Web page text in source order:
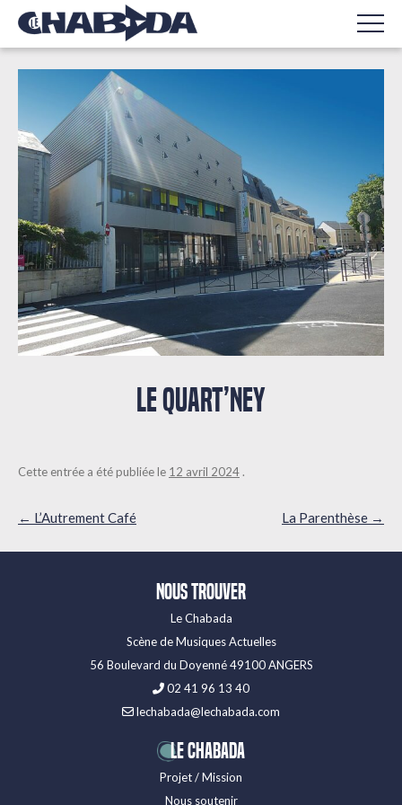
LE QUART’NEY
Cette entrée a été publiée le 12 avril 2024.
Navigation
articles
← L’Autrement Café La Parenthèse →
Nous trouver
Le Chabada
Scène de Musiques Actuelles
56 Boulevard du Doyenné 49100 ANGERS
02 41 96 13 40
lechabada@lechabada.com
LE CHABADA
Projet / Mission
Nous soutenir